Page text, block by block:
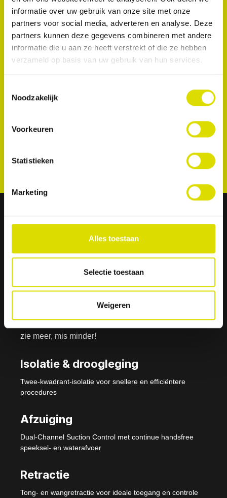
informatie over uw gebruik van onze site met onze
partners voor social media, adverteren en analyse. Deze
partners kunnen deze gegevens combineren met andere
informatie die u aan ze heeft verstrekt of die ze hebben
verzameld op basis van uw gebruik van hun services.
Noodzakelijk
Voorkeuren
Statistieken
Marketing
Alles toestaan
Selectie toestaan
Weigeren
Isolite- i3 Systeem -
Nu verkrijgbaar
zie meer, mis minder!
Isolatie & droogleging
Twee-kwadrant-isolatie voor snellere en efficiëntere
procedures
Afzuiging
Dual-Channel Suction Control met continue handsfree
speeksel- en waterafvoer
Retractie
Tong- en wangretractie voor ideale toegang en controle